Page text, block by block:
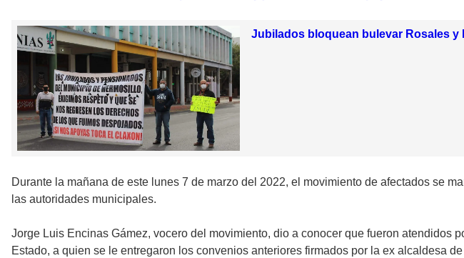
Jubilados bloquean bulevar Rosales y
Durante la mañana de este lunes 7 de marzo del 2022, el movimiento de afectados se
las autoridades municipales.
Jorge Luis Encinas Gámez, vocero del movimiento, dio a conocer que fueron atendidos
Estado, a quien se le entregaron los convenios anteriores firmados por la ex alcaldesa